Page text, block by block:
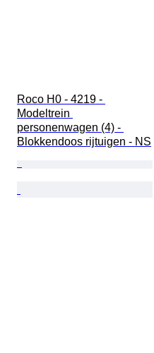
Roco H0 - 4219 -
Modeltrein
personenwagen (4) -
Blokkendoos rijtuigen - NS